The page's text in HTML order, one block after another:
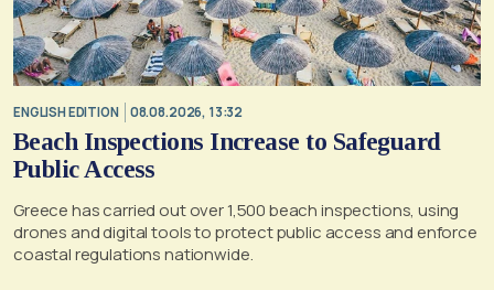
ENGLISH EDITION 08.08.2026, 13:32
Beach Inspections Increase to Safeguard
Public Access
Greece has carried out over 1,500 beach inspections, using
drones and digital tools to protect public access and enforce
coastal regulations nationwide.